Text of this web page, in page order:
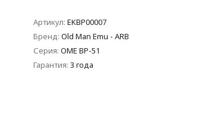
Артикул: EKBP00007
Бренд: Old Man Emu - ARB
Серия: OME BP-51
Гарантия: 3 года